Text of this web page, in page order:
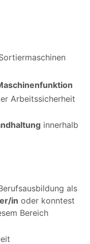
Arbeitssicherheit
innerhalb
als
in oder konntest
Bereich